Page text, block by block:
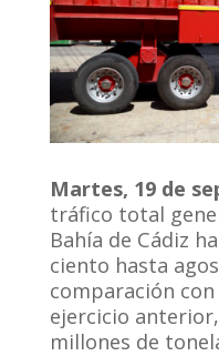
Martes, 19 de
tráfico total
Bahía de Cádiz
ciento hasta
comparación
ejercicio
millones de